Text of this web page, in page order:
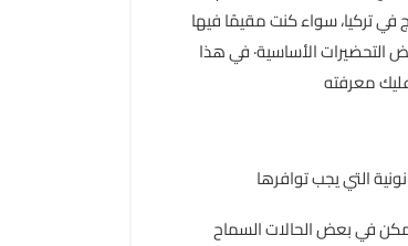
في تركيا، سواء كنت مقيمًا فيها
التحضيرات الأساسية· في هذا
على الأقل. يمكن في بعض الحالات السماح